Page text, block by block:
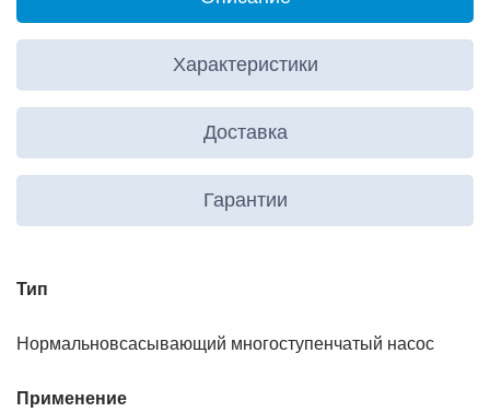
Характеристики
Доставка
Гарантии
Тип
Нормальновсасывающий многоступенчатый насос
Применение